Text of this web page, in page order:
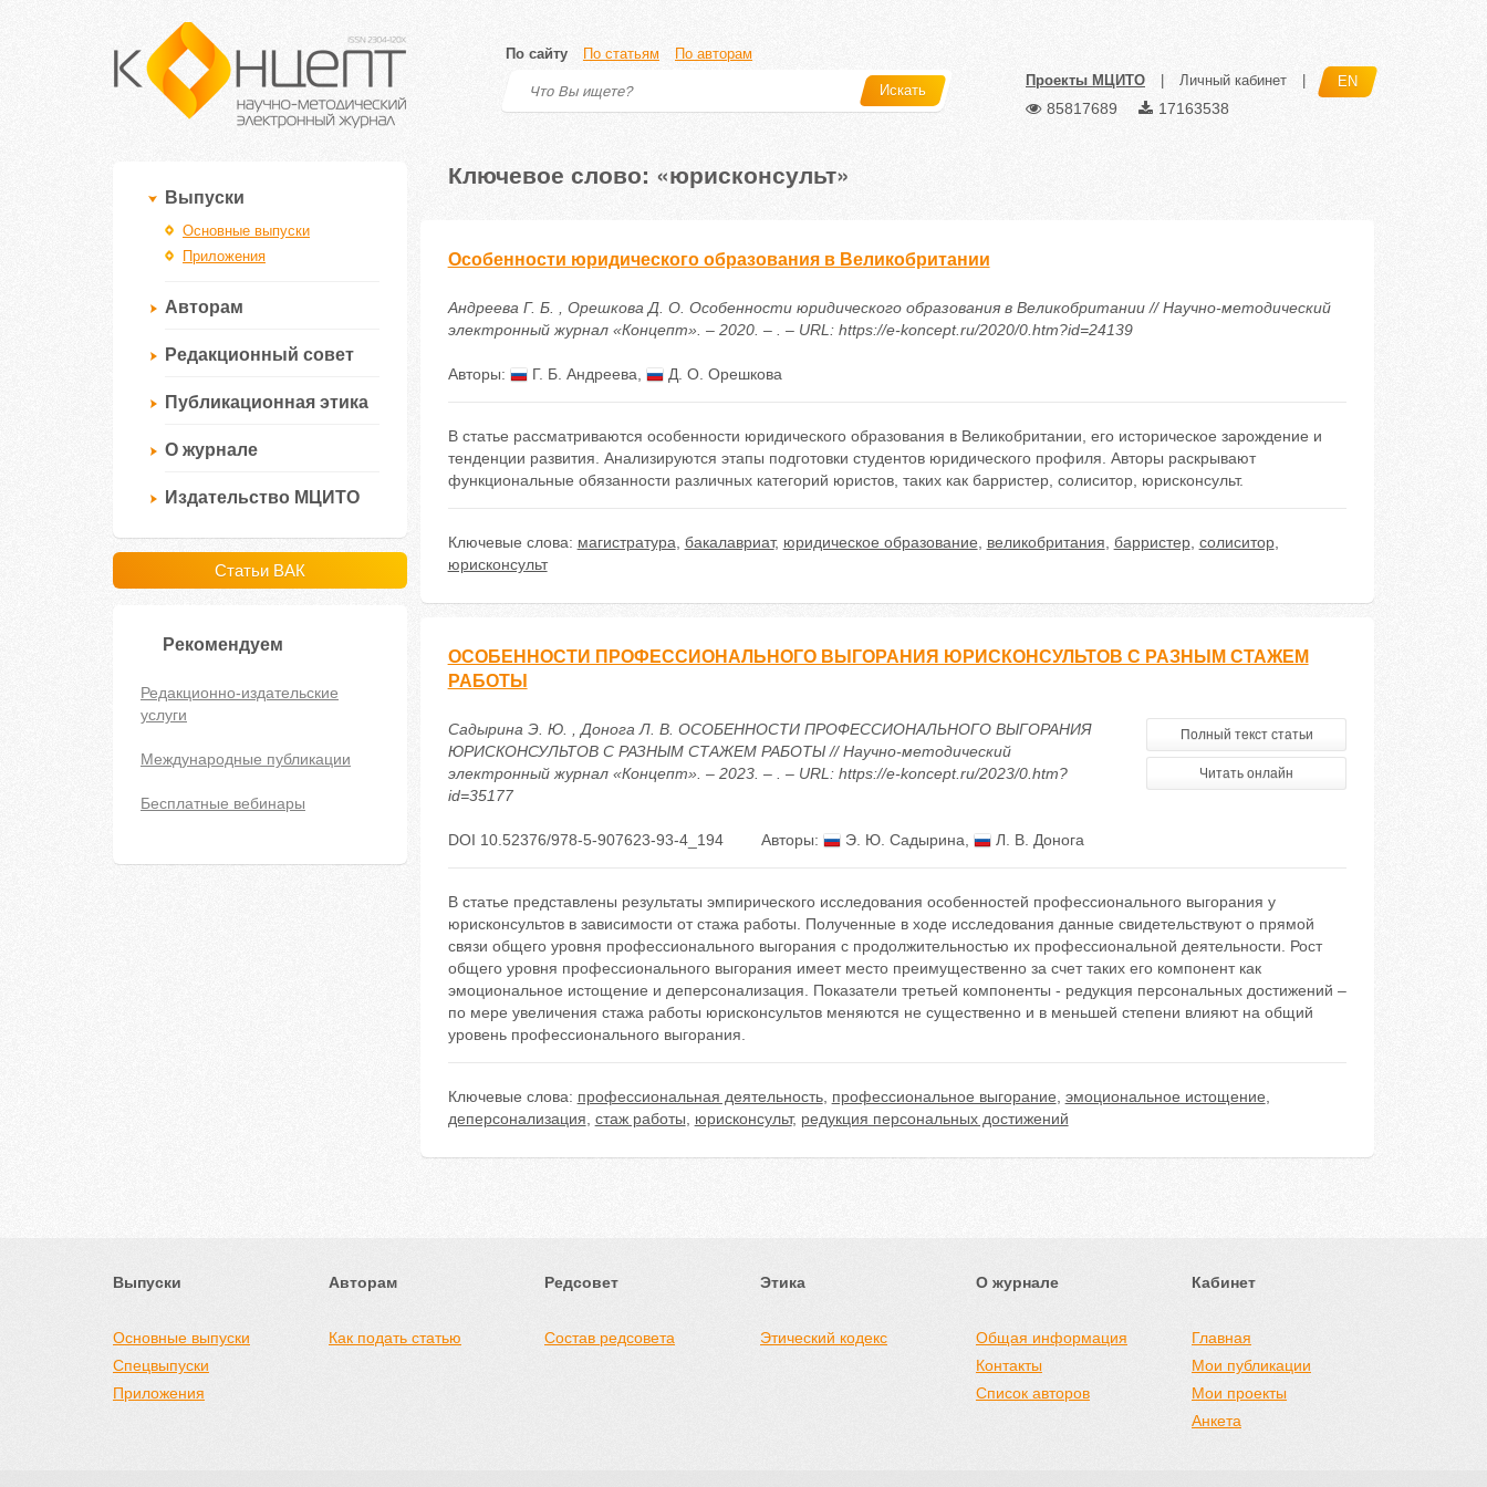
По сайту По статьям По авторам
Искать
Проекты МЦИТО Личный кабинет EN
85817689 17163538
Выпуски
Основные выпуски
Приложения
Авторам
Редакционный совет
Публикационная этика
О журнале
Издательство МЦИТО
Статьи ВАК
Рекомендуем
Редакционно-издательские
услуги
Международные публикации
Бесплатные вебинары
Ключевое слово: «юрисконсульт»
Особенности юридического образования в Великобритании
Андреева Г. Б. , Орешкова Д. О. Особенности юридического образования в Великобритании // Научно-методический
электронный журнал «Концепт». – 2020. – . – URL: https://e-koncept.ru/2020/0.htm?id=24139
Авторы: Г. Б. Андреева Д. О. Орешкова
В статье рассматриваются особенности юридического образования в Великобритании, его историческое зарождение и
тенденции развития. Анализируются этапы подготовки студентов юридического профиля. Авторы раскрывают
функциональные обязанности различных категорий юристов, таких как барристер, солиситор, юрисконсульт.
Ключевые слова: магистратура бакалавриат, юридическое образование великобритания барристер, солиситор,
юрисконсульт
ОСОБЕННОСТИ ПРОФЕССИОНАЛЬНОГО ВЫГОРАНИЯ ЮРИСКОНСУЛЬТОВ С РАЗНЫМ СТАЖЕМ
РАБОТЫ
Садырина Э. Ю. , Донога Л. В. ОСОБЕННОСТИ ПРОФЕССИОНАЛЬНОГО ВЫГОРАНИЯ
ЮРИСКОНСУЛЬТОВ С РАЗНЫМ СТАЖЕМ РАБОТЫ // Научно-методический
электронный журнал «Концепт». – 2023. – . – URL: https://e-koncept.ru/2023/0.htm?
id=35177
Полный текст статьи
Читать онлайн
DOI 10.52376/978-5-907623-93-4_194 Авторы: Э. Ю. Садырина Л. В. Донога
В статье представлены результаты эмпирического исследования особенностей профессионального выгорания у
юрисконсультов в зависимости от стажа работы. Полученные в ходе исследования данные свидетельствуют о прямой
связи общего уровня профессионального выгорания с продолжительностью их профессиональной деятельности. Рост
общего уровня профессионального выгорания имеет место преимущественно за счет таких его компонент как
эмоциональное истощение и деперсонализация. Показатели третьей компоненты - редукция персональных достижений –
по мере увеличения стажа работы юрисконсультов меняются не существенно и в меньшей степени влияют на общий
уровень профессионального выгорания.
Ключевые слова: профессиональная деятельность, профессиональное выгорание эмоциональное истощение
деперсонализация стаж работы юрисконсульт, редукция персональных достижений
Выпуски
Основные выпуски
Спецвыпуски
Приложения
Авторам
Как подать статью
Редсовет
Состав редсовета
Этика
Этический кодекс
О журнале
Общая информация
Контакты
Список авторов
Кабинет
Главная
Мои публикации
Мои проекты
Анкета